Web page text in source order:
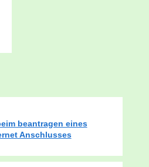
beantragen eines
Anschlusses